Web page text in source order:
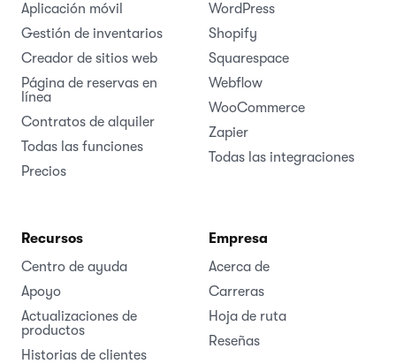
Aplicación móvil
Gestión de inventarios
Creador de sitios web
Página de reservas en
línea
Contratos de alquiler
Todas las funciones
Precios
WordPress
Shopify
Squarespace
Webflow
WooCommerce
Zapier
Todas las integraciones
Recursos
Centro de ayuda
Apoyo
Actualizaciones de
productos
Historias de clientes
Empresa
Acerca de
Carreras
Hoja de ruta
Reseñas